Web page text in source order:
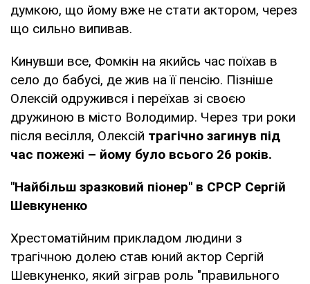
думкою, що йому вже не стати актором, через
що сильно випивав.
Кинувши все, Фомкін на якийсь час поїхав в
село до бабусі, де жив на її пенсію. Пізніше
Олексій одружився і переїхав зі своєю
дружиною в місто Володимир. Через три роки
після весілля, Олексій трагічно загинув під
час пожежі – йому було всього 26 років.
"Найбільш зразковий піонер" в СРСР Сергій
Шевкуненко
Хрестоматійним прикладом людини з
трагічною долею став юний актор Сергій
Шевкуненко, який зіграв роль "правильного